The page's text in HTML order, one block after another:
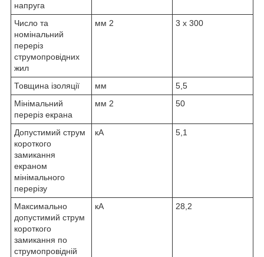
напруга
Число та
номінальний
переріз
струмопровідних
жил
мм 2 3 x 300
Товщина ізоляції мм
5,5
Мінімальний
переріз екрана
мм 2 50
Допустимий струм
короткого
замикання
екраном
мінімального
перерізу
кА 5,1
Максимально
допустимий струм
короткого
замикання по
струмопровідній
кА 28,2